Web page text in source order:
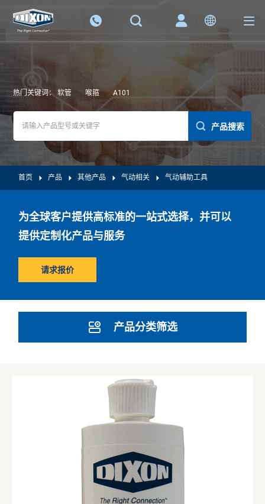
热门关键词：软管 喉箍 A101
产品搜索
首页 产品 其他产品 气动相关 气动辅助工具
为全球客户提供高标准的一站式选择，并可以
提供定制化产品与服务
请求报价
产品分类筛选